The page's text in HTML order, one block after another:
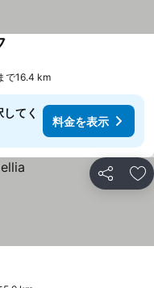
で16.4 km
てく
料金を表示
シェア お